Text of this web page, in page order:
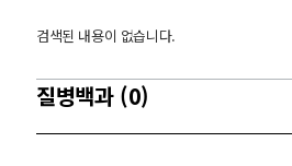
검색된 내용이 없습니다.
질병백과 (0)